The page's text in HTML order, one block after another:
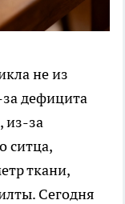
не из
за дефицита
из-за
ситца,
ткани,
Сегодня